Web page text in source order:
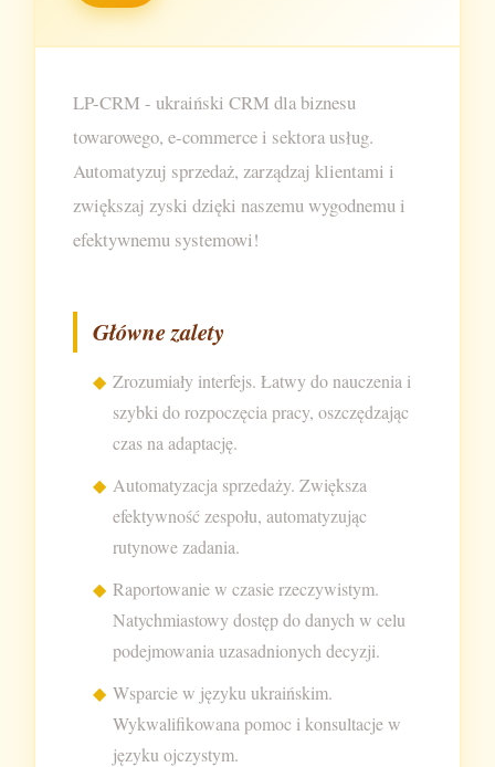
LP-CRM - ukraiński CRM dla biznesu
towarowego, e-commerce i sektora usług.
Automatyzuj sprzedaż, zarządzaj klientami i
zwiększaj zyski dzięki naszemu wygodnemu i
efektywnemu systemowi!
Główne zalety
Zrozumiały interfejs. Łatwy do nauczenia i
szybki do rozpoczęcia pracy, oszczędzając
czas na adaptację.
Automatyzacja sprzedaży. Zwiększa
efektywność zespołu, automatyzując
rutynowe zadania.
Raportowanie w czasie rzeczywistym.
Natychmiastowy dostęp do danych w celu
podejmowania uzasadnionych decyzji.
Wsparcie w języku ukraińskim.
Wykwalifikowana pomoc i konsultacje w
języku ojczystym.